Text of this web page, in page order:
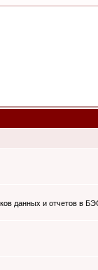
данных и отчетов в